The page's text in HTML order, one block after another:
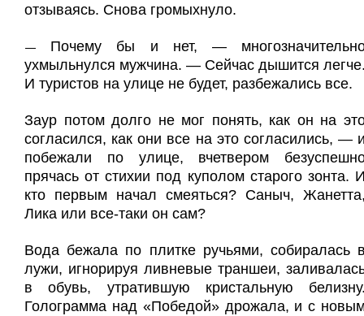
отзываясь. Снова громыхнуло.
— Почему бы и нет, —
ухмыльнулся мужчина. — Сейчас дышится
И туристов на улице не будет, разбежались все.
Заур потом долго не мог понять, как он на
согласился, как они все на это согласились, —
побежали по улице, вчетвером
прячась от стихии под куполом старого зонта.
кто первым начал смеяться? Саныч,
Лика или все-таки он сам?
Вода бежала по плитке ручьями, собиралась
лужи, игнорируя ливневые траншеи,
в обувь, утратившую кристальную
Голограмма над «Победой» дрожала, и с